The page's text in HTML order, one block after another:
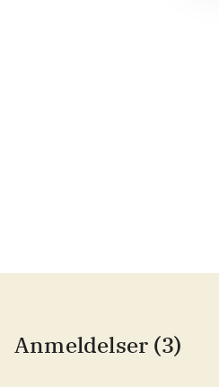
Anmeldelser (3)